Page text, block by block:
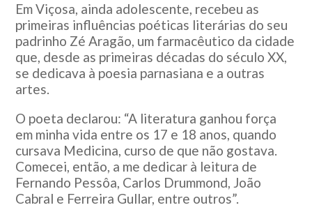
Em Viçosa, ainda adolescente, recebeu as
primeiras influências poéticas literárias do seu
padrinho Zé Aragão, um farmacêutico da cidade
que, desde as primeiras décadas do século XX,
se dedicava à poesia parnasiana e a outras
artes.
O poeta declarou: “A literatura ganhou força
em minha vida entre os 17 e 18 anos, quando
cursava Medicina, curso de que não gostava.
Comecei, então, a me dedicar à leitura de
Fernando Pessôa, Carlos Drummond, João
Cabral e Ferreira Gullar, entre outros”.